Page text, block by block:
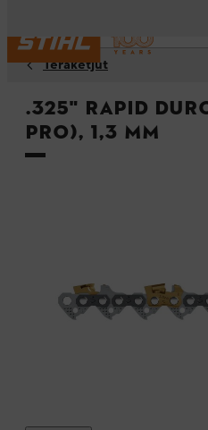
Teräketjut
.325" Rapid
Pro), 1,3 mm